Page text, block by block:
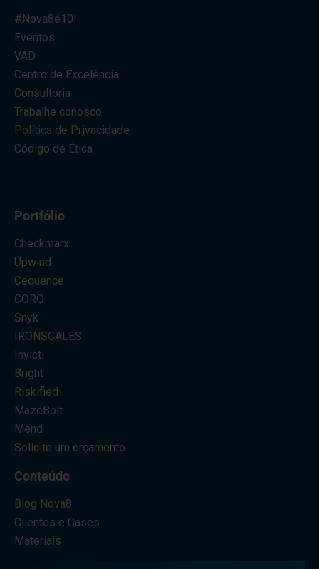
#Nova8é10!
Eventos
VAD
Centro de Excelência
Consultoria
Trabalhe conosco
Política de Privacidade
Código de Ética
Portfólio
Checkmarx
Upwind
Cequence
CORO
Snyk
IRONSCALES
Invicti
Bright
Riskified
MazeBolt
Mend
Solicite um orçamento
Conteúdo
Blog Nova8
Clientes e Cases
Materiais